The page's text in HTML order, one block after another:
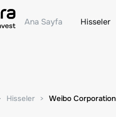
Ana Sayfa Hisseler
Hisseler Weibo Corporation